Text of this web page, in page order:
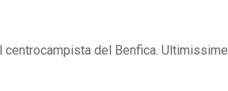
del Benfica. Ultimissime